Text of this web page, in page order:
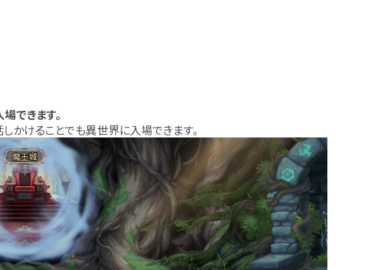
できます。
かけることでも異世界に入場できます。